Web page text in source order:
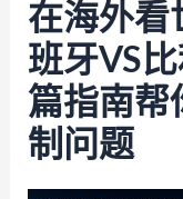
在海外看
班牙VS
篇指南帮
制问题